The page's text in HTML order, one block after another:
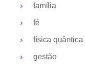
família
fé
física quântica
gestão